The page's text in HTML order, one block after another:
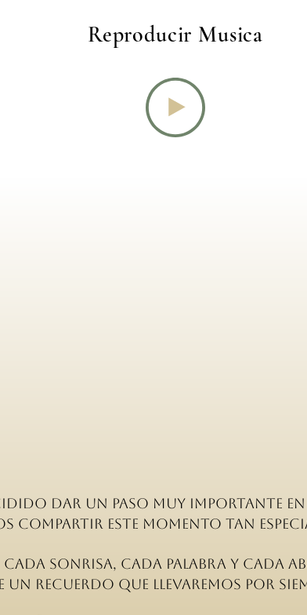
Reproducir Musica
dar un paso muy importante
compartir este momento tan
Cada sonrisa, cada palabra y cada
un recuerdo que llevaremos por